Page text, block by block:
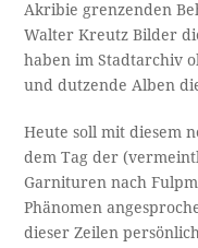
Akribie grenzenden
Walter Kreutz Bilder
haben im Stadtarchiv
und dutzende Alben
Heute soll mit diesem
dem Tag der
Garnituren nach
Phänomen
dieser Zeilen